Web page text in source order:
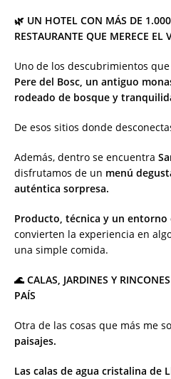
🌿 UN HOTEL CON MÁS DE
RESTAURANTE QUE MERECE EL
Uno de los descubrimientos
Pere del Bosc, un antiguo
rodeado de bosque y
De esos sitios donde
Además, dentro se encuentra
disfrutamos de un menú
auténtica sorpresa.
Producto, técnica y un entorno
convierten la experiencia en
una simple comida.
🌊 CALAS, JARDINES Y
PAÍS
Otra de las cosas que más me
paisajes.
Las calas de agua cristalina de